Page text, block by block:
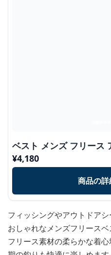
ベスト メンズ フリース
¥4,180
商品の
フィッシングやアウトドア
おしゃれなメンズフリースベ
フリース素材の柔らかな着